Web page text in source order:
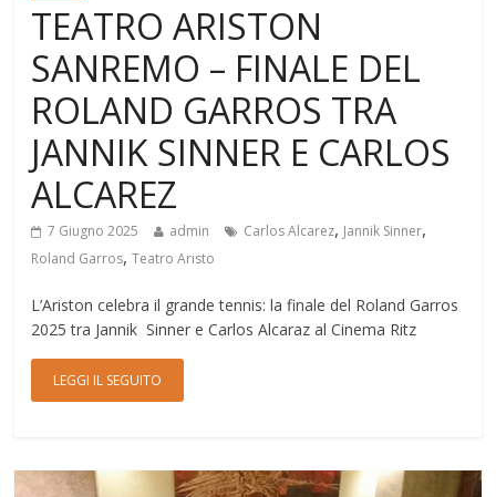
TEATRO ARISTON
SANREMO – FINALE DEL
ROLAND GARROS TRA
JANNIK SINNER E CARLOS
ALCAREZ
7 Giugno 2025 admin Carlos Alcarez, Jannik Sinner,
Roland Garros,Teatro Aristo
L’Ariston celebra il grande tennis: la finale del Roland Garros
2025 tra Jannik Sinner e Carlos Alcaraz al Cinema Ritz
LEGGI IL SEGUITO